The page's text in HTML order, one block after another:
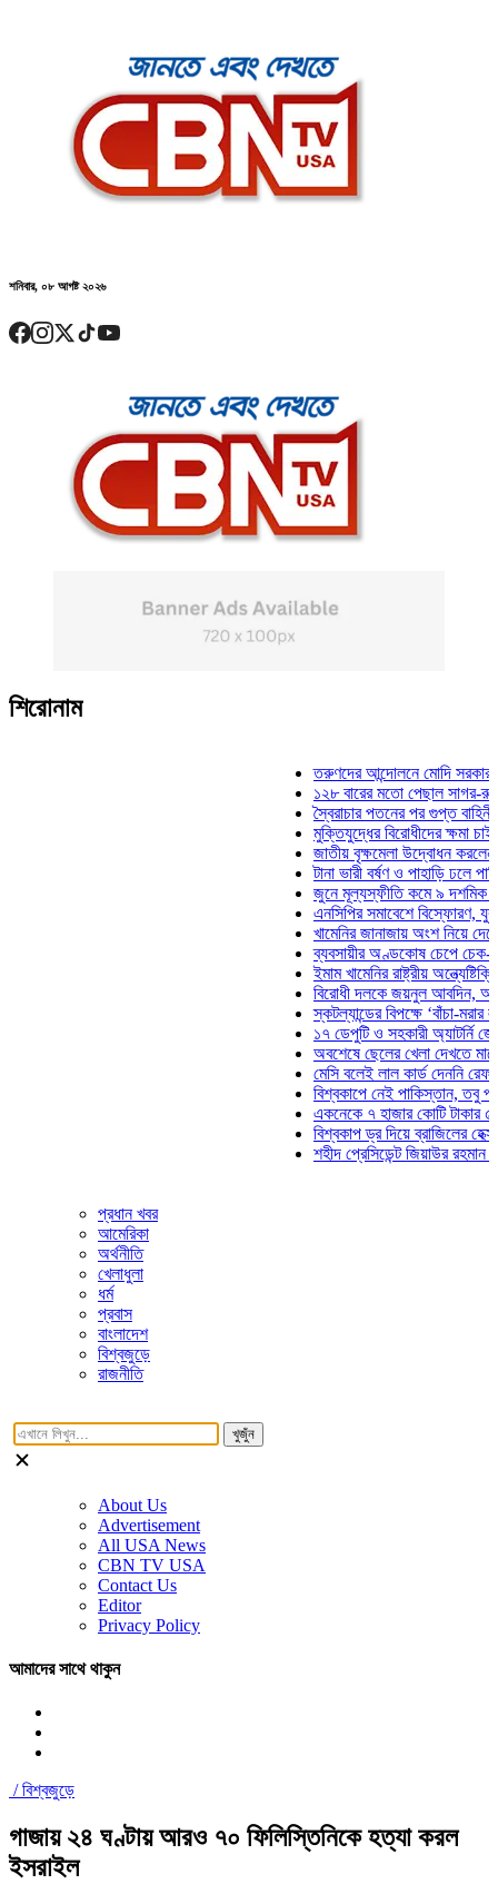
শনিবার, ০৮ আগষ্ট ২০২৬
শিরোনাম
তরুণদের আন্দোলনে মোদি সরকার দুর্বল
১২৮ বারের মতো পেছাল সাগর-রুনি
স্বৈরাচার পতনের পর গুপ্ত বাহিনীর
মুক্তিযুদ্ধের বিরোধীদের ক্ষমা চাইতে
জাতীয় বৃক্ষমেলা উদ্বোধন করলেন
টানা ভারী বর্ষণ ও পাহাড়ি ঢলে পানিবন্দি
জুনে মূল্যস্ফীতি কমে ৯ দশমিক ১৬
এনসিপির সমাবেশে বিস্ফোরণ, যুবলীগের
খামেনির জানাজায় অংশ নিয়ে দেশে
ব্যবসায়ীর অণ্ডকোষ চেপে চেক-
ইমাম খামেনির রাষ্ট্রীয় অন্ত্যেষ্টিক্রিয়ায়
বিরোধী দলকে জয়নুল আবদিন, আপনারা
স্কটল্যান্ডের বিপক্ষে ‘বাঁচা-মরার
১৭ ডেপুটি ও সহকারী অ্যাটর্নি
অবশেষে ছেলের খেলা দেখতে মাঠে
মেসি বলেই লাল কার্ড দেননি রেফারি!
বিশ্বকাপে নেই পাকিস্তান, তবু প্রতিটি
একনেকে ৭ হাজার কোটি টাকার ৫
বিশ্বকাপ ড্র দিয়ে ব্রাজিলের হেক্সা
শহীদ প্রেসিডেন্ট জিয়াউর রহমান
প্রধান খবর
আমেরিকা
অর্থনীতি
খেলাধুলা
ধর্ম
প্রবাস
বাংলাদেশ
বিশ্বজুড়ে
রাজনীতি
খুজুঁন
About Us
Advertisement
All USA News
CBN TV USA
Contact Us
Editor
Privacy Policy
আমাদের সাথে থাকুন
/বিশ্বজুড়ে
গাজায় ২৪ ঘণ্টায় আরও ৭০ ফিলিস্তিনিকে হত্যা করল
ইসরাইল